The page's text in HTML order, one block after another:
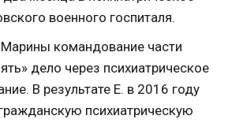
военного госпиталя.
командование части
дело через психиатрическое
В результате Е. в 2016 году
психиатрическую